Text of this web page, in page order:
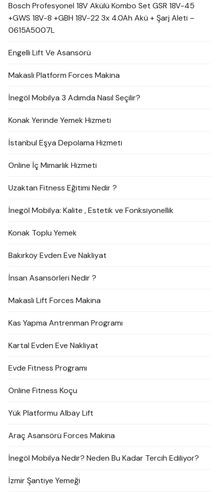
Bosch Profesyonel 18V Akülü Kombo Set GSR 18V-45
+GWS 18V-8 +GBH 18V-22 3x 4.0Ah Akü + Şarj Aleti –
0615A5007L
Engelli Lift Ve Asansörü
Makaslı Platform Forces Makina
İnegöl Mobilya 3 Adımda Nasıl Seçilir?
Konak Yerinde Yemek Hizmeti
İstanbul Eşya Depolama Hizmeti
Online İç Mimarlık Hizmeti
Uzaktan Fitness Eğitimi Nedir ?
İnegöl Mobilya: Kalite , Estetik ve Fonksiyonellik
Konak Toplu Yemek
Bakırköy Evden Eve Nakliyat
İnsan Asansörleri Nedir ?
Makaslı Lift Forces Makina
Kas Yapma Antrenman Programı
Kartal Evden Eve Nakliyat
Evde Fitness Programı
Online Fitness Koçu
Yük Platformu Albay Lift
Araç Asansörü Forces Makina
İnegöl Mobilya Nedir? Neden Bu Kadar Tercih Ediliyor?
İzmir Şantiye Yemeği